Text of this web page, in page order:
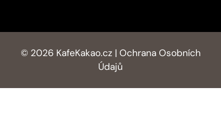
© 2026 KafeKakao.cz | Ochrana Osobních
Údajů